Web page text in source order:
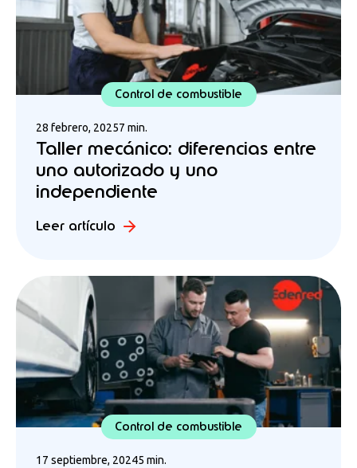
Control de combustible
28 febrero, 20257 min.
Taller mecánico: diferencias entre
uno autorizado y uno
independiente
Leer artículo
Control de combustible
17 septiembre, 20245 min.